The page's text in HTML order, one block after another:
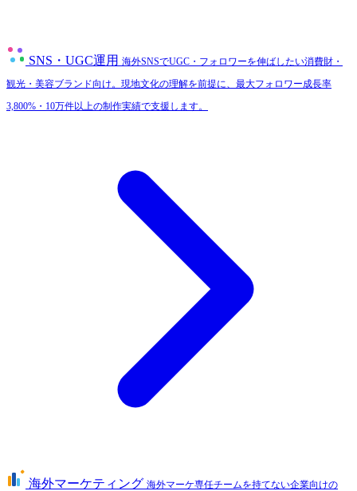
SNS・UGC運用 海外SNSでUGC・フォロワーを伸ばしたい消費財・
観光・美容ブランド向け。現地文化の理解を前提に、最大フォロワー成長率
3,800%・10万件以上の制作実績で支援します。
海外マーケティング 海外マーケ専任チームを持てない企業向けの